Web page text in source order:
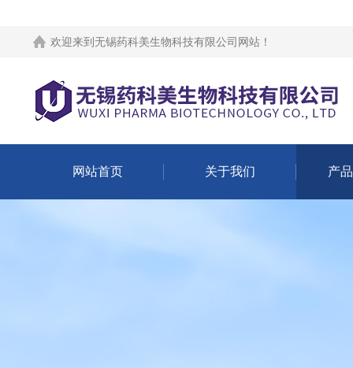
欢迎来到 无锡药科美生物科技有限公司网站 ！
网站首页 关于我们 产